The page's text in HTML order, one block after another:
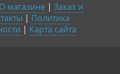
О магазине | Заказ и
| Политика
| Карта сайта